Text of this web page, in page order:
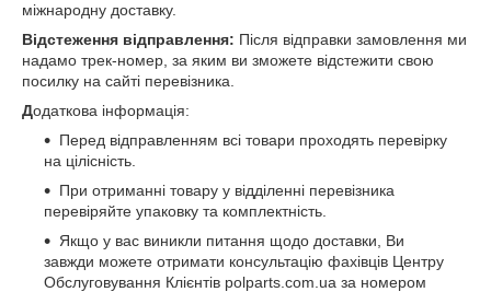
міжнародну доставку.
Відстеження відправлення: Після відправки замовлення ми
надамо трек-номер, за яким ви зможете відстежити свою
посилку на сайті перевізника.
Додаткова інформація:
Перед відправленням всі товари проходять перевірку
на цілісність.
При отриманні товару у відділенні перевізника
перевіряйте упаковку та комплектність.
Якщо у вас виникли питання щодо доставки, Ви
завжди можете отримати консультацію фахівців Центру
Обслуговування Клієнтів polparts.com.ua за номером